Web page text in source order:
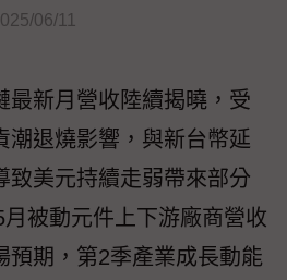
06/11
最新月營收陸續揭曉，受
潮退燒影響，與新台幣延
致美元持續走弱帶來部分
被動元件上下游廠商營收
預期，第2季產業成長動能